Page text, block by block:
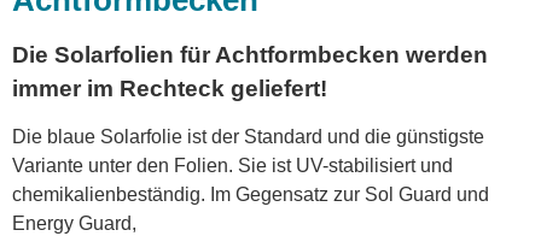
Die Solarfolien für Achtformbecken werden
immer im Rechteck geliefert!
Die blaue Solarfolie ist der Standard und die günstigste
Variante unter den Folien. Sie ist UV-stabilisiert und
chemikalienbeständig. Im Gegensatz zur Sol Guard und
Energy Guard,